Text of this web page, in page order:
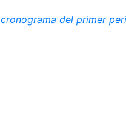
cronograma del primer